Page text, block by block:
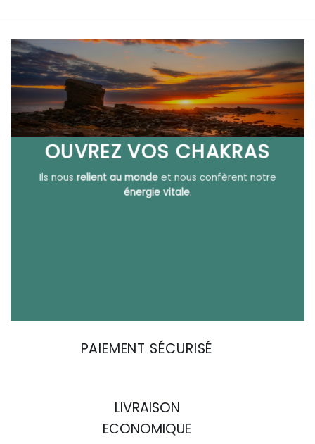
OUVREZ VOS CHAKRAS
Ils nous relient au mondeet nous confèrent notre
énergie vitale.
PAIEMENT SÉCURISÉ
LIVRAISON
ECONOMIQUE